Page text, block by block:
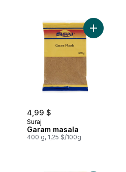
Tikka Masala Sauce de Cuisine
4,99 $
Suraj
Garam masala
400 g, 1,25 $/100g
Ajouter